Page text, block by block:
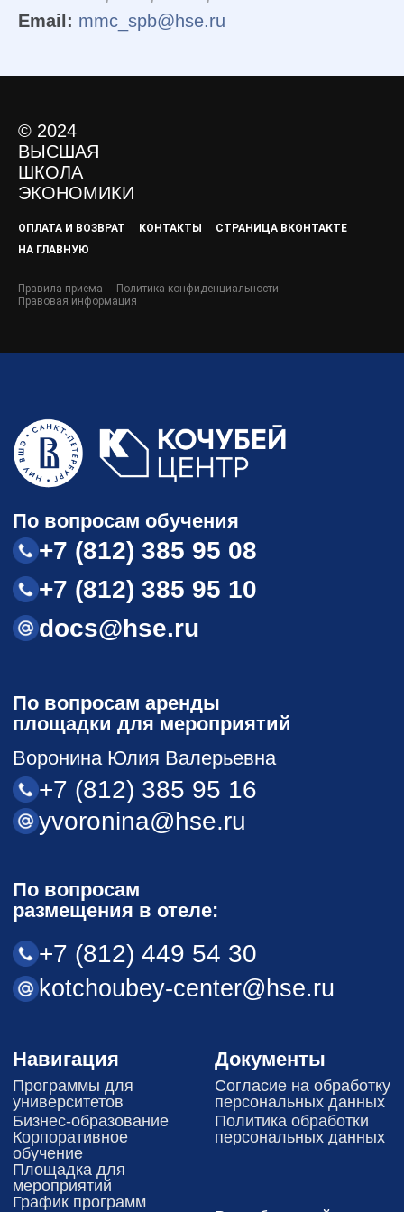
Email: mmc_spb@hse.ru
© 2024
ВЫСШАЯ
ШКОЛА
ЭКОНОМИКИ
ОПЛАТА И ВОЗВРАТ КОНТАКТЫ
СТРАНИЦА ВКОНТАКТЕ
НА ГЛАВНУЮ
Правила приема
Политика конфиденциальности
Правовая информация
обучение
Площадка для
персональных данных
Другой отvет